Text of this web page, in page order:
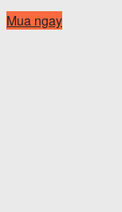
Mua ngay